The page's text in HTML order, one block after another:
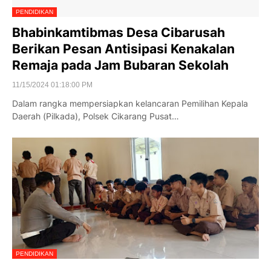
PENDIDIKAN
Bhabinkamtibmas Desa Cibarusah
Berikan Pesan Antisipasi Kenakalan
Remaja pada Jam Bubaran Sekolah
11/15/2024 01:18:00 PM
Dalam rangka mempersiapkan kelancaran Pemilihan Kepala
Daerah (Pilkada), Polsek Cikarang Pusat…
PENDIDIKAN